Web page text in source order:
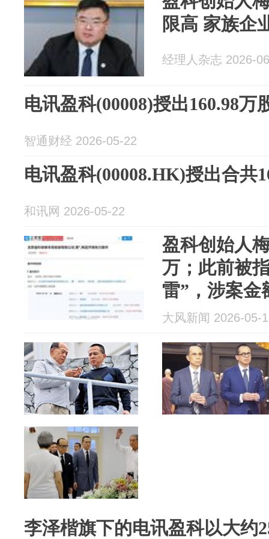
限高 家族企
经理人杂志 2026-
电讯盈科(00008)授出160.98万
智通财经 2026-05-22
电讯盈科(00008.HK)授出合共
和讯网 2026-05-22
盈科创始人
万；此前被
雷”，涉案金
应：其已辞
大风新闻 2026-05-
李泽楷旗下的电讯盈科以大约